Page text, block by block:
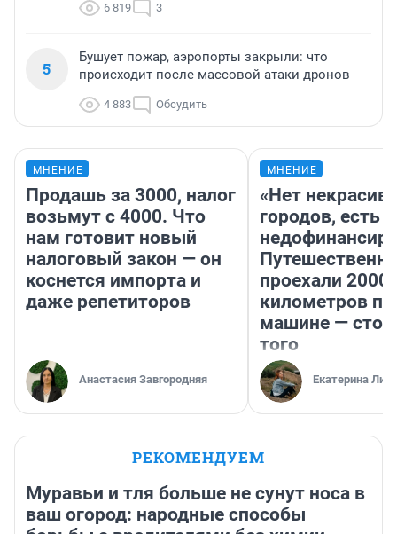
6 819 3
5
Бушует пожар, аэропорты закрыли: что
происходит после массовой атаки дронов
4 883 Обсудить
МНЕНИЕ
Продашь за 3000, налог
возьмут с 4000. Что
нам готовит новый
налоговый закон — он
коснется импорта и
даже репетиторов
Анастасия Завгородняя
МНЕНИЕ
«Нет
городов, есть
проехали 2000
километров по
машине —
того
Екатерина
РЕКОМЕНДУЕМ
Муравьи и тля больше не сунут носа в
ваш огород: народные способы